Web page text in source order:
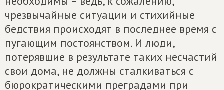
чрезвычайные ситуации и стихийные
бедствия происходят в последнее время с
пугающим постоянством. И люди,
потерявшие в результате таких несчастий
свои дома, не должны сталкиваться с
бюрократическими преградами при